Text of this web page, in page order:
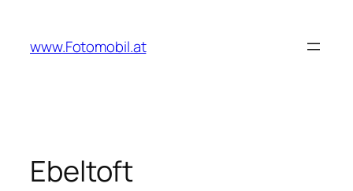
springen
www.Fotomobil.at
Ebeltoft